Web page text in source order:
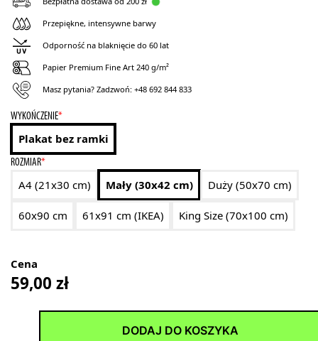
Przepiękne, intensywne barwy
Odporność na blaknięcie do 60 lat
Papier Premium Fine Art 240 g/m²
Masz pytania? Zadzwoń: +48 692 844 833
*
WYKOŃCZENIE
Plakat bez ramki
*
ROZMIAR
A4 (21x30 cm) Mały (30x42 cm) Duży (50x70 cm)
60x90 cm 61x91 cm (IKEA) King Size (70x100 cm)
Cena
59,00 zł
DODAJ DO KOSZYKA